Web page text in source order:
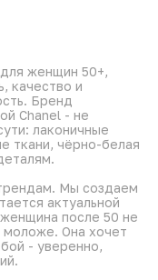
не перегружая
для хранения
с эффектным
ярких
для женщин 50+,
качество и
Бренд
Chanel - не
лаконичные
ткани, чёрно-белая
Мы создаем
актуальной
после 50 не
моложе. Она хочет
- уверенно,